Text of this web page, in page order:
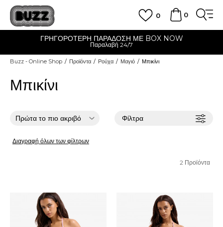
0
0
ΓΡΗΓΟΡΟΤΕΡΗ ΠΑΡΑΔΟΣΗ ΜΕ BOX NOW
Παραλαβή 24/7
Buzz - Online Shop Προϊόντα Ρούχα Μαγιό Μπικίνι
Μπικίνι
Φίλτρα
Διαγραφή όλων των φίλτρων
2 Προϊόντα